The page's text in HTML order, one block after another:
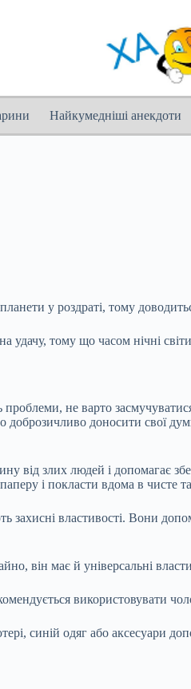
Найкумедніші анекдоти
у роздраті, тому
удачу, тому що часом нічні
не варто
доброзичливо доносити свої
від злих людей і допомагає
і покласти вдома в чисте
захисні властивості. Вони
він має й універсальні
використовувати
синій одяг або аксесуари